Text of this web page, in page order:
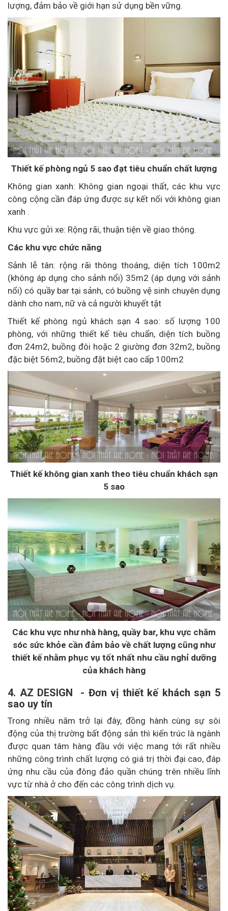
lượng, đảm bảo về giới hạn sử dụng bền vững.
Thiết kế phòng ngủ 5 sao đạt tiêu chuẩn chất lượng
Không gian xanh: Không gian ngoại thất, các khu vực
công cộng cần đáp ứng được sự kết nối với không gian
xanh .
Khu vực gửi xe: Rộng rãi, thuận tiện về giao thông.
Các khu vực chức năng
Sảnh lễ tân: rộng rãi thông thoáng, diện tích 100m2
(không áp dụng cho sảnh nổi) 35m2 (áp dụng với sảnh
nổi) có quầy bar tại sảnh, có buồng vệ sinh chuyên dụng
dành cho nam, nữ và cả người khuyết tật
Thiết kế phòng ngủ khách sạn 4 sao: số lượng 100
phòng, với những thiết kế tiêu chuẩn, diện tích buồng
đơn 24m2, buồng đôi hoặc 2 giường đơn 32m2, buồng
đặc biệt 56m2, buồng đặt biệt cao cấp 100m2
Thiết kế không gian xanh theo tiêu chuẩn khách sạn
5 sao
Các khu vực như nhà hàng, quầy bar, khu vực chăm
sóc sức khỏe cần đảm bảo về chất lượng cũng như
thiết kế nhằm phục vụ tốt nhất nhu cầu nghỉ dưỡng
của khách hàng
4. AZ DESIGN - Đơn vị thiết kế khách sạn 5
sao uy tín
Trong nhiều năm trở lại đây, đồng hành cùng sự sôi
động của thị trường bất động sản thì kiến trúc là ngành
được quan tâm hàng đầu với việc mang tới rất nhiều
những công trình chất lượng có giá trị thời đại cao, đáp
ứng nhu cầu của đông đảo quần chúng trên nhiều lĩnh
vực từ nhà ở cho đến các công trình dịch vụ.